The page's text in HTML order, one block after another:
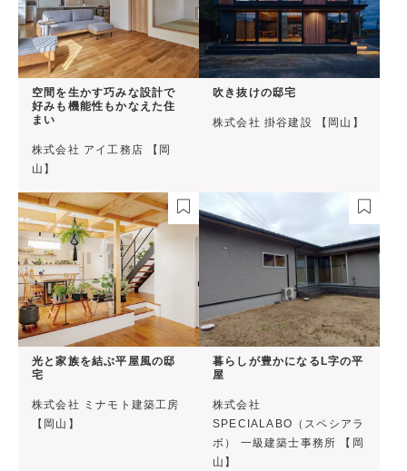
空間を生かす巧みな設計で
好みも機能性もかなえた住
まい
株式会社 アイ工務店 【岡
山】
吹き抜けの邸宅
株式会社 掛谷建設 【岡山】
光と家族を結ぶ平屋風の邸
宅
株式会社 ミナモト建築工房
【岡山】
暮らしが豊かになるL字の平
屋
株式会社
SPECIALABO（スペシアラ
ボ） 一級建築士事務所 【岡
山】